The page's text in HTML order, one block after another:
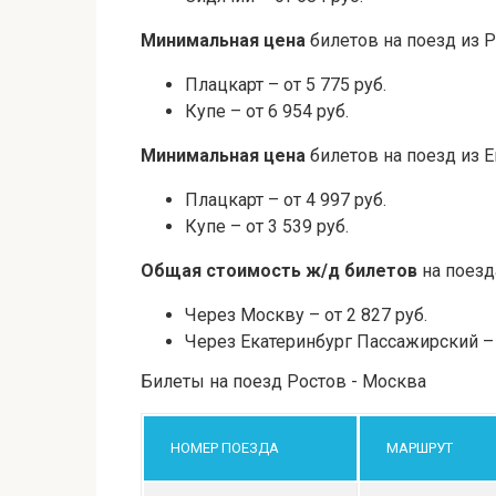
Минимальная цена билетов на поезд из
Плацкарт – от 5 775 руб.
Купе – от 6 954 руб.
Минимальная цена билетов на поезд из
Плацкарт – от 4 997 руб.
Купе – от 3 539 руб.
Общая стоимость ж/д билетов на
Через Москву – от 2 827 руб.
Через Екатеринбург Пассажирский –
Билеты на поезд Ростов - Москва
НОМЕР ПОЕЗДА МАРШРУТ